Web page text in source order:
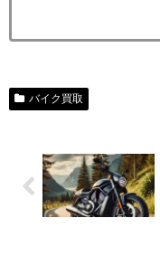
バイク買取